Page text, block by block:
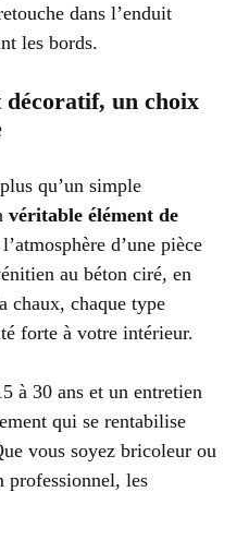
dans l’enduit
les bords.
décoratif, un choix
qu’un simple
véritable élément de
d’une pièce
au béton ciré, en
chaux, chaque type
forte à votre intérieur.
à 30 ans et un entretien
qui se rentabilise
vous soyez bricoleur ou
professionnel, les